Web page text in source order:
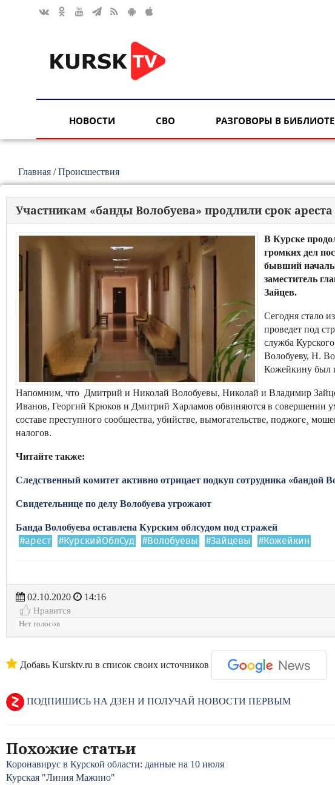
НОВОСТИ СВО РАЗГОВОРЫ В
Главная /Происшествия
Участникам «банды Волобуева» продлили срок ареста
В Курске
громких дел
бывший
заместитель
Зайцев.
Сегодня стало
проведет под
служба
Волобуеву, Н.
Кожейкину был
Напомним, что Дмитрий и Николай Волобуевы, Николай и Владимир
Иванов, Георгий Крюков и Дмитрий Харламов обвиняются в совершении
составе преступного сообщества, убийстве, вымогательстве, поджоге¸
налогов.
Читайте также:
Следственный комитет активно отрицает подкуп сотрудника «бандой
Свидетельнице по делу Волобуева угрожают
Банда Волобуева оставлена Курским облсудом под стражей
#арест #КурскийОблСуд #Волобуевы #Зайцевы #Кожейкин
02.10.2020
14:16
Нравится
Нет голосов
Добавь Kursktv.ru в список своих источников
ПОДПИШИСЬ НА ДЗЕН И ПОЛУЧАЙ НОВОСТИ ПЕРВЫМ
Похожие статьи
Коронавирус в Курской области: данные на 10 июля
Курская "Линия Мажино"